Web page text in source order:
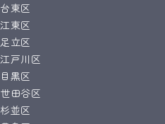
台東区
江東区
足立区
江戸川区
目黒区
世田谷区
杉並区